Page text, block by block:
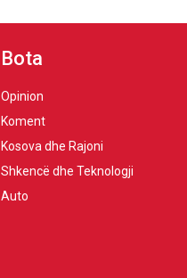
Bota
Opinion
Koment
Kosova dhe Rajoni
Shkencë dhe Teknologji
Auto